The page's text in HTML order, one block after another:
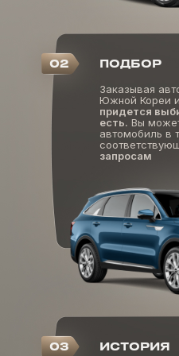
ПОДБОР
ИСТОРИЯ
Заказывая
Южной Кореи
придется
есть. Вы
автомобиль в
запросам
02
03